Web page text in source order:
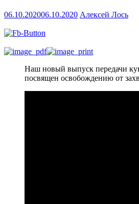
06.10.202006.10.2020 Алексей Лось
Наш новый выпуск передачи
посвящен освобождению от